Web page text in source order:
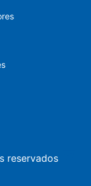
reservados